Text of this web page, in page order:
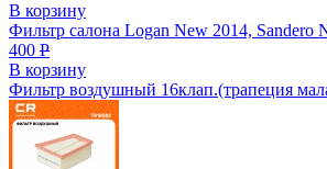
В корзину
Фильтр салона Logan New 2014, Sandero
400 Р
В корзину
Фильтр воздушный 16клап.(трапеция